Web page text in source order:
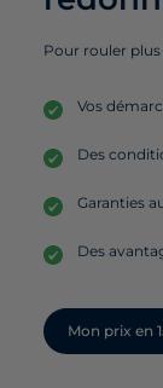
Pour rouler
Vos
Des
Garanties
Des
Mon prix en